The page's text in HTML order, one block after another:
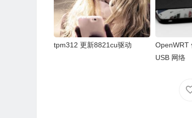
tpm312 更新8821cu驱动
OpenWRT
USB 网络